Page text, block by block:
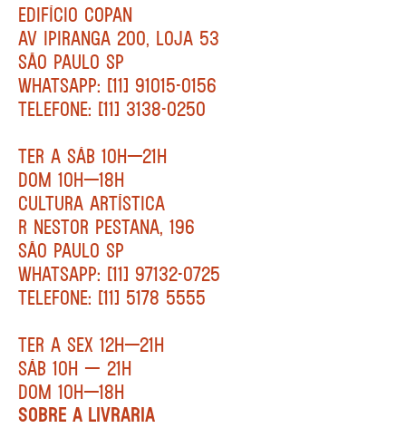
EDIFÍCIO COPAN
AV IPIRANGA 200, LOJA 53
SÃO PAULO SP
WHATSAPP: [11] 91015-0156
TELEFONE: [11] 3138-0250
TER A SÁB 10H—21H
DOM 10H—18H
CULTURA ARTÍSTICA
R NESTOR PESTANA, 196
SÃO PAULO SP
WHATSAPP: [11] 97132-0725
TELEFONE: [11] 5178 5555
TER A SEX 12H—21H
SÁB 10H — 21H
DOM 10H—18H
SOBRE A LIVRARIA